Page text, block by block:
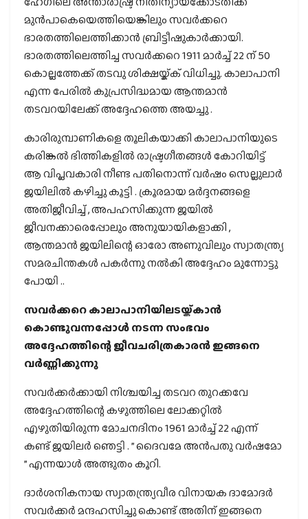
മുൻപാകെയെത്തിയെങ്കിലും സവർക്കറെ
ഭാരതത്തിലെത്തിക്കാൻ ബ്രിട്ടീഷുകാർക്കായി.
ഭാരതത്തിലെത്തിച്ച സവർക്കറെ 1911 മാർച്ച് 22 ന് 50
കൊല്ലത്തേക്ക് തടവു ശിക്ഷയ്ക്ക് വിധിച്ചു. കാലാപാനി
എന്ന പേരിൽ കുപ്രസിദ്ധമായ ആന്തമാൻ
തടവറയിലേക്ക് അദ്ദേഹത്തെ അയച്ചു .
കാരിരുമ്പാണികളെ തൂലികയാക്കി കാലാപാനിയുടെ
കരിങ്കൽ ഭിത്തികളിൽ രാഷ്ട്രഗീതങ്ങൾ കോറിയിട്ട്
ആ വിപ്ലവകാരി നീണ്ട പതിനൊന്ന് വർഷം സെല്ലുലാർ
ജയിലിൽ കഴിച്ചു കൂട്ടി . ക്രൂരമായ മർദ്ദനങ്ങളെ
അതിജീവിച്ച് , അപഹസിക്കുന്ന ജയിൽ
ജീവനക്കാരെപ്പോലും അനുയായികളാക്കി ,
ആന്തമാൻ ജയിലിന്റെ ഓരോ അണുവിലും സ്വാതന്ത്ര്യ
സമരചിന്തകൾ പകർന്നു നൽകി അദ്ദേഹം മുന്നോട്ടു
പോയി ..
സവർക്കറെ കാലാപാനിയിലടയ്ക്കാൻ
കൊണ്ടുവന്നപ്പോൾ നടന്ന സംഭവം
അദ്ദേഹത്തിന്റെ ജീവചരിത്രകാരൻ ഇങ്ങനെ
വർണ്ണിക്കുന്നു
സവർക്കർക്കായി നിശ്ചയിച്ച തടവറ തുറക്കവേ
അദ്ദേഹത്തിന്റെ കഴുത്തിലെ ലോക്കറ്റിൽ
എഴുതിയിരുന്ന മോചനദിനം 1961 മാർച്ച് 22 എന്ന്
കണ്ട് ജയിലർ ഞെട്ടി . ” ദൈവമേ അൻപതു വർഷമോ
” എന്നയാൾ അത്ഭുതം കൂറി.
ദാർശനികനായ സ്വാതന്ത്ര്യവീര വിനായക ദാമോദർ
സവർക്കർ മന്ദഹസിച്ചു കൊണ്ട് അതിന് ഇങ്ങനെ